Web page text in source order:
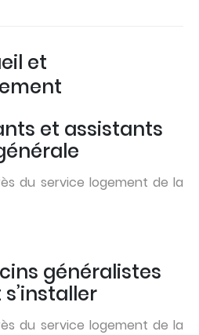
et
et assistants
du service logement de la
généralistes
du service logement de la